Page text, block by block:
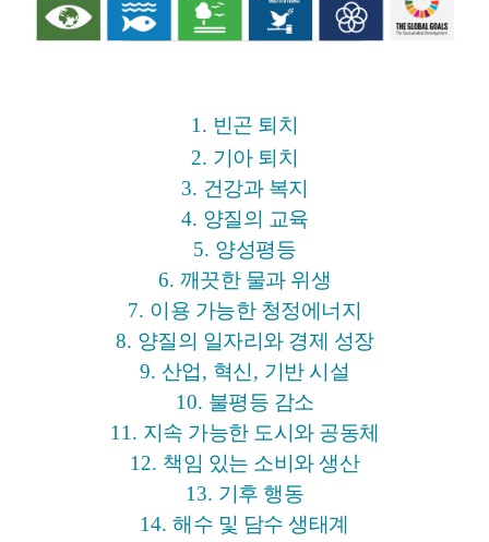
1. 빈곤 퇴치
2. 기아 퇴치
3. 건강과 복지
4. 양질의 교육
5. 양성평등
6. 깨끗한 물과 위생
7. 이용 가능한 청정에너지
8. 양질의 일자리와 경제 성장
9. 산업, 혁신, 기반 시설
10. 불평등 감소
11. 지속 가능한 도시와 공동체
12. 책임 있는 소비와 생산
13. 기후 행동
14.해수 및 담수 생태계